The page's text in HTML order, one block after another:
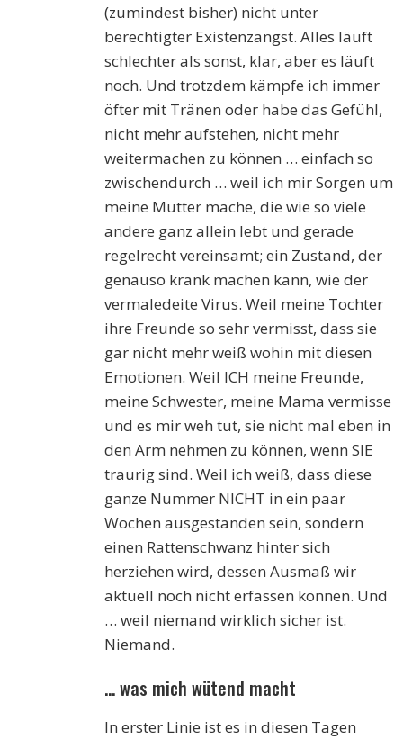
(zumindest bisher) nicht unter
berechtigter Existenzangst. Alles läuft
schlechter als sonst, klar, aber es läuft
noch. Und trotzdem kämpfe ich immer
öfter mit Tränen oder habe das Gefühl,
nicht mehr aufstehen, nicht mehr
weitermachen zu können … einfach so
zwischendurch … weil ich mir Sorgen um
meine Mutter mache, die wie so viele
andere ganz allein lebt und gerade
regelrecht vereinsamt; ein Zustand, der
genauso krank machen kann, wie der
vermaledeite Virus. Weil meine Tochter
ihre Freunde so sehr vermisst, dass sie
gar nicht mehr weiß wohin mit diesen
Emotionen. Weil ICH meine Freunde,
meine Schwester, meine Mama vermisse
und es mir weh tut, sie nicht mal eben in
den Arm nehmen zu können, wenn SIE
traurig sind. Weil ich weiß, dass diese
ganze Nummer NICHT in ein paar
Wochen ausgestanden sein, sondern
einen Rattenschwanz hinter sich
herziehen wird, dessen Ausmaß wir
aktuell noch nicht erfassen können. Und
… weil niemand wirklich sicher ist.
Niemand.
… was mich wütend macht
In erster Linie ist es in diesen Tagen